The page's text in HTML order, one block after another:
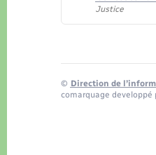
Justice
© Direction de
comarquage developpé